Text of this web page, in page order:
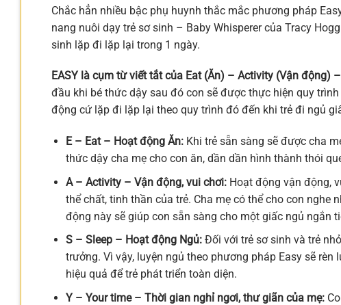
Chắc hẳn nhiều bậc phụ huynh thắc mắc phương pháp
nang nuôi dạy trẻ sơ sinh – Baby Whisperer của Tracy
sinh lặp đi lặp lại trong 1 ngày.
EASY là cụm từ viết tắt của Eat (Ăn) – Activity (Vận động)
đầu khi bé thức dậy sau đó con sẽ được thực hiện quy trình
động cứ lặp đi lặp lại theo quy trình đó đến khi trẻ đi ngủ
E – Eat – Hoạt động Ăn:Khi trẻ sẵn sàng sẽ được cha
thức dậy cha mẹ cho con ăn, dần dần hình thành thói
A – Activity – Vận động, vui chơi:Hoạt động vận động,
thể chất, tinh thần của trẻ. Cha mẹ có thể cho con
động này sẽ giúp con sẵn sàng cho một giấc ngủ ngắn
S – Sleep – Hoạt động Ngủ:Đối với trẻ sơ sinh và trẻ
trưởng. Vì vậy, luyện ngủ theo phương pháp Easy sẽ
hiệu quả để trẻ phát triển toàn diện.
Y – Your time – Thời gian nghỉ ngơi, thư giãn của mẹ: